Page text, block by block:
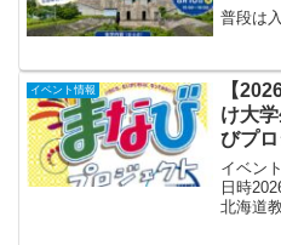
普段は
イベント情報
【
け大
びプロ
イベン
日時
北海道